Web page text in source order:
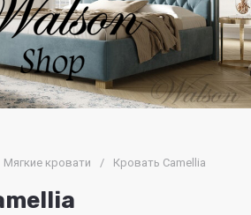
Мягкие кровати / Кровать Camellia